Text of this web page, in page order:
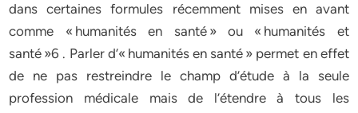
dans certaines formules récemment mises en avant
comme « humanités en santé » ou « humanités et
santé »6 . Parler d’« humanités en santé » permet en effet
de ne pas restreindre le champ d’étude à la seule
profession médicale mais de l’étendre à tous les